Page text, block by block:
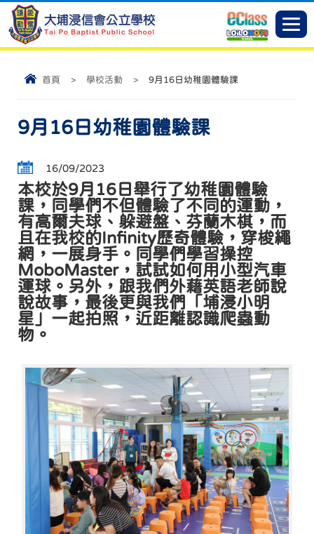
首頁 > 學校活動 > 9月16日幼稚園體驗課
9月16日幼稚園體驗課
16/09/2023
本校於9月16日舉行了幼稚園體驗
課，同學們不但體驗了不同的運動，
有高爾夫球、躲避盤、芬蘭木棋，而
且在我校的Infinity歷奇體驗，穿梭繩
網，一展身手。同學們學習操控
MoboMaster，試試如何用小型汽車
運球。另外，跟我們外藉英語老師說
說故事，最後更與我們「埔浸小明
星」一起拍照，近距離認識爬蟲動
物。